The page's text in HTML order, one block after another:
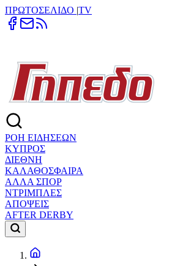
ΠΡΩΤΟΣΕΛΙΔΟ |TV
ΡΟΗ ΕΙΔΗΣΕΩΝ
ΚΥΠΡΟΣ
ΔΙΕΘΝΗ
ΚΑΛΑΘΟΣΦΑΙΡΑ
ΑΛΛΑ ΣΠΟΡ
ΝΤΡΙΜΠΛΕΣ
ΑΠΟΨΕΙΣ
AFTER DERBY